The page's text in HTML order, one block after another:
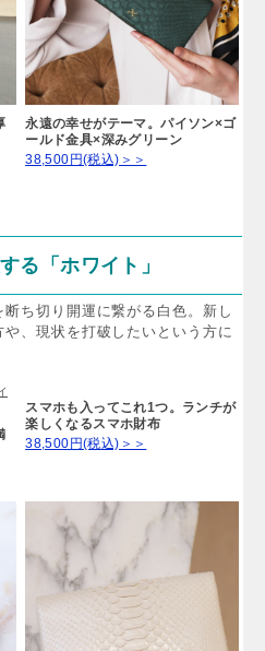
永遠の幸せがテーマ。パイソン×ゴ
ールド金具×深みグリーン
38,500円(税込)＞＞
る「ホワイト」
ち切り開運に繋がる白色。新し
、現状を打破したいという方に
スマホも入ってこれ1つ。ランチが
楽しくなるスマホ財布